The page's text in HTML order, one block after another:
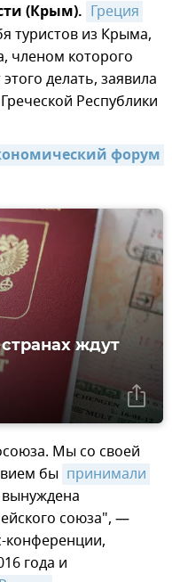
(Крым). Греция
туристов из Крыма,
членом которого
делать, заявила
Республики
форум
ждут
Мы со своей
бы принимали
союза", —
конференции,
года и